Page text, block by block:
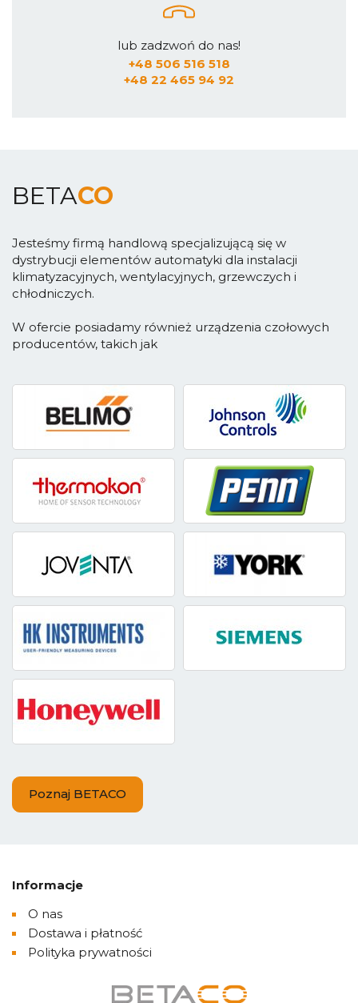
lub zadzwoń do nas!
+48 506 516 518
+48 22 465 94 92
BETACO
Jesteśmy firmą handlową specjalizującą się w
dystrybucji elementów automatyki dla instalacji
klimatyzacyjnych, wentylacyjnych, grzewczych i
chłodniczych.
W ofercie posiadamy również urządzenia czołowych
producentów, takich jak
Poznaj BETACO
Informacje
O nas
Dostawa i płatność
Polityka prywatności